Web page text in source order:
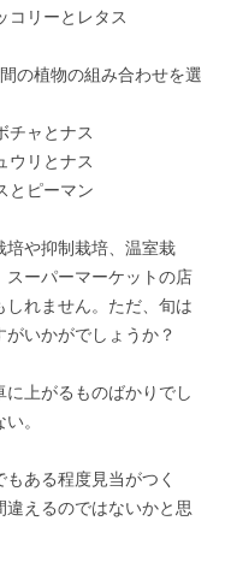
リーとレタス
の植物の組み合わせを選
ャとナス
リとナス
ピーマン
や抑制栽培、温室栽
ーパーマーケットの店
れません。ただ、旬は
いかがでしょうか？
上がるものばかりでし
。
ある程度見当がつく
えるのではないかと思